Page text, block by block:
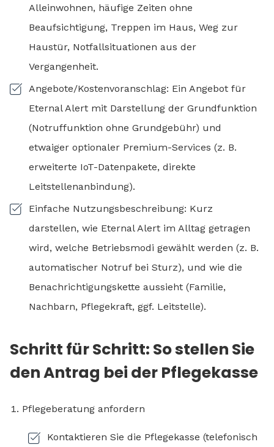
Alleinwohnen, häufige Zeiten ohne
Beaufsichtigung, Treppen im Haus, Weg zur
Haustür, Notfallsituationen aus der
Vergangenheit.
Angebote/Kostenvoranschlag: Ein Angebot für
Eternal Alert mit Darstellung der Grundfunktion
(Notruffunktion ohne Grundgebühr) und
etwaiger optionaler Premium-Services (z. B.
erweiterte IoT-Datenpakete, direkte
Leitstellenanbindung).
Einfache Nutzungsbeschreibung: Kurz
darstellen, wie Eternal Alert im Alltag getragen
wird, welche Betriebsmodi gewählt werden (z. B.
automatischer Notruf bei Sturz), und wie die
Benachrichtigungskette aussieht (Familie,
Nachbarn, Pflegekraft, ggf. Leitstelle).
Schritt für Schritt: So stellen Sie
den Antrag bei der Pflegekasse
Pflegeberatung anfordern
Kontaktieren Sie die Pflegekasse (telefonisch